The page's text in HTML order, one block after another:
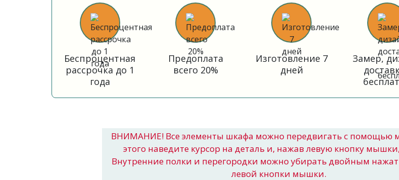
Беспроцентная
рассрочка до 1
года
Предоплата
всего 20%
Изготовление 7
дней
Замер,
ВНИМАНИЕ! Все элементы шкафа можно передвигать с помощью
этого наведите курсор на деталь и, нажав левую кнопку
Внутренние полки и перегородки можно убирать двойным
левой кнопки мышки.